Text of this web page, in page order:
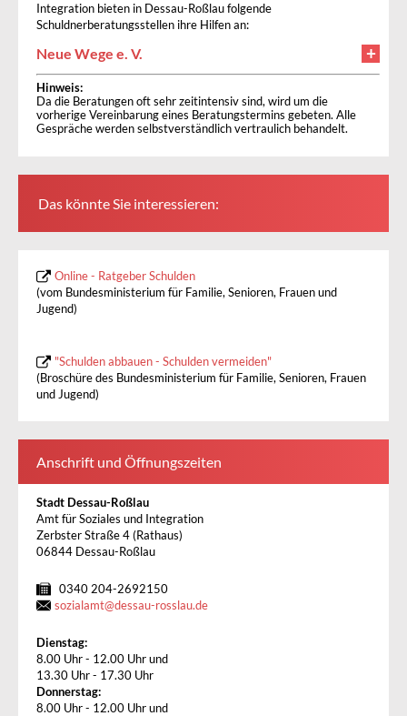
Integration bieten in Dessau-Roßlau folgende
Schuldnerberatungsstellen ihre Hilfen an:
Neue Wege e. V.
Hinweis:
Da die Beratungen oft sehr zeitintensiv sind, wird um die
vorherige Vereinbarung eines Beratungstermins gebeten. Alle
Gespräche werden selbstverständlich vertraulich behandelt.
Das könnte Sie interessieren:
Online - Ratgeber Schulden
(vom Bundesministerium für Familie, Senioren, Frauen und
Jugend)
"Schulden abbauen - Schulden vermeiden"
(Broschüre des Bundesministerium für Familie, Senioren, Frauen
und Jugend)
Anschrift und Öffnungszeiten
Stadt Dessau-Roßlau
Amt für Soziales und Integration
Zerbster Straße 4 (Rathaus)
06844 Dessau-Roßlau
0340 204-2692150
sozialamt@dessau-rosslau.de
Dienstag:
8.00 Uhr - 12.00 Uhr und
13.30 Uhr - 17.30 Uhr
Donnerstag:
8.00 Uhr - 12.00 Uhr und